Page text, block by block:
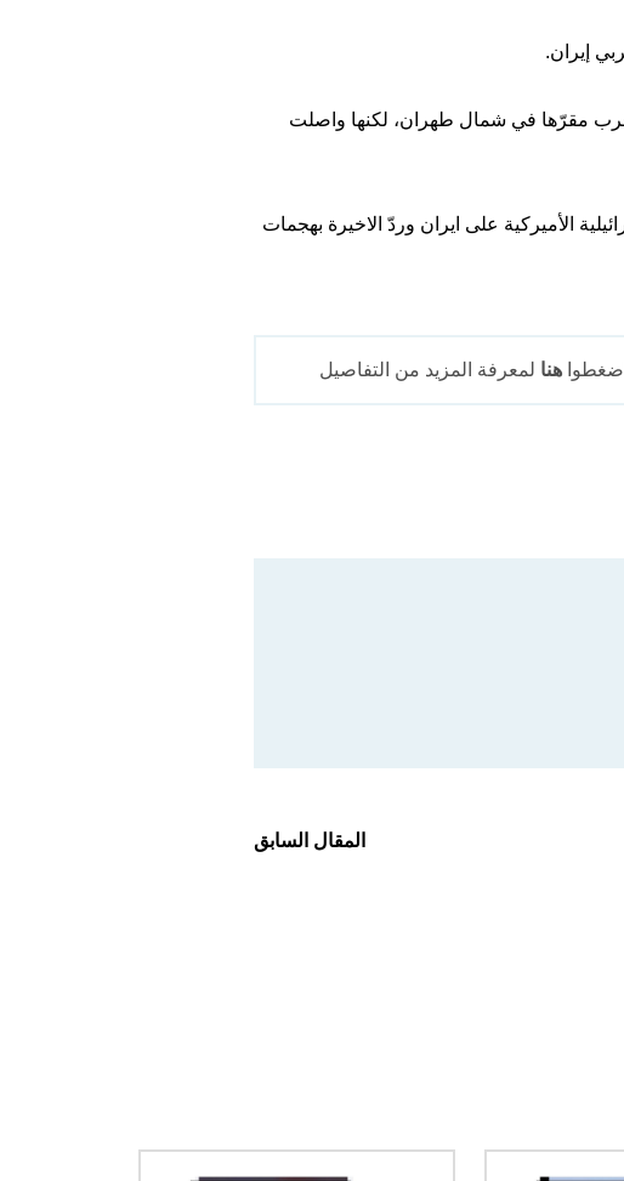
إيران.
قرب مقرّها في شمال طهران، لكنها واصلت
الأميركية على ايران وردّ الاخيرة بهجمات
اضغطواهنا لمعرفة المزيد من التفاصيل
المقال السابق